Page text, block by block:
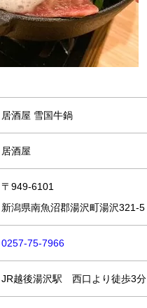
居酒屋 雪国牛鍋
居酒屋
〒949-6101
新潟県南魚沼郡湯沢町湯沢321-5
0257-75-7966
JR越後湯沢駅 西口より徒歩3分